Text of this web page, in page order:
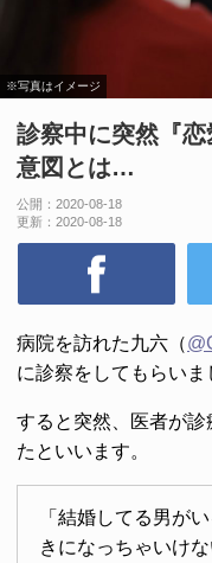
※写真はイメージ
診察中に突然『
意図とは…
公開： 2020-08-18
更新： 2020-08-18
病院を訪れた九六（
に診察をしてもらいま
すると突然、医者が
たといいます。
「結婚してる男が
きになっちゃいけ